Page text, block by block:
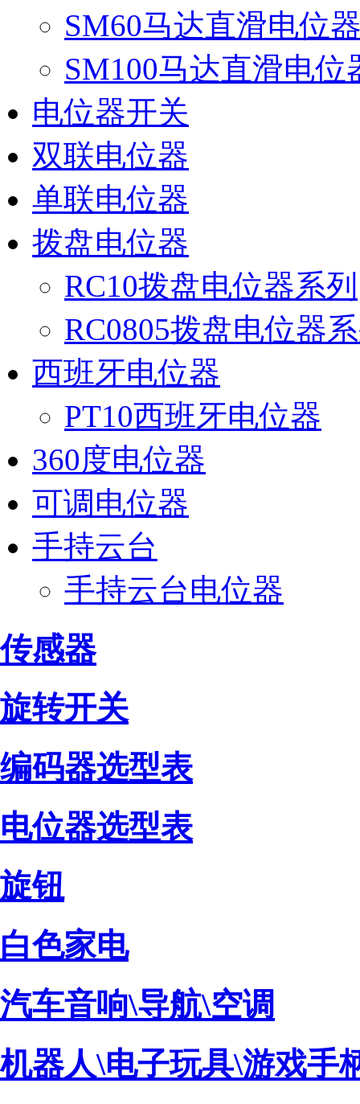
SM60马达直滑电位
SM100马达直滑电位
电位器开关
双联电位器
单联电位器
拨盘电位器
RC10拨盘电位器系列
RC0805拨盘电位器
西班牙电位器
PT10西班牙电位器
360度电位器
可调电位器
手持云台
手持云台电位器
传感器
旋转开关
编码器选型表
电位器选型表
旋钮
白色家电
汽车音响\导航\空调
机器人\电子玩具\游戏手